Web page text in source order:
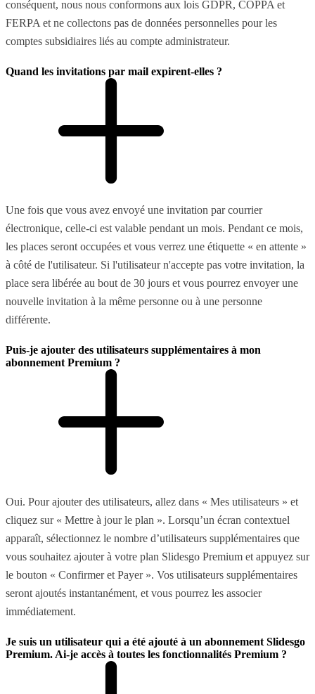
conséquent, nous nous conformons aux lois GDPR, COPPA et
FERPA et ne collectons pas de données personnelles pour les
comptes subsidiaires liés au compte administrateur.
Quand les invitations par mail expirent-elles ?
Une fois que vous avez envoyé une invitation par courrier
électronique, celle-ci est valable pendant un mois. Pendant ce mois,
les places seront occupées et vous verrez une étiquette « en attente »
à côté de l'utilisateur. Si l'utilisateur n'accepte pas votre invitation, la
place sera libérée au bout de 30 jours et vous pourrez envoyer une
nouvelle invitation à la même personne ou à une personne
différente.
Puis-je ajouter des utilisateurs supplémentaires à mon
abonnement Premium ?
Oui. Pour ajouter des utilisateurs, allez dans « Mes utilisateurs » et
cliquez sur « Mettre à jour le plan ». Lorsqu’un écran contextuel
apparaît, sélectionnez le nombre d’utilisateurs supplémentaires que
vous souhaitez ajouter à votre plan Slidesgo Premium et appuyez sur
le bouton « Confirmer et Payer ». Vos utilisateurs supplémentaires
seront ajoutés instantanément, et vous pourrez les associer
immédiatement.
Je suis un utilisateur qui a été ajouté à un abonnement Slidesgo
Premium. Ai-je accès à toutes les fonctionnalités Premium ?